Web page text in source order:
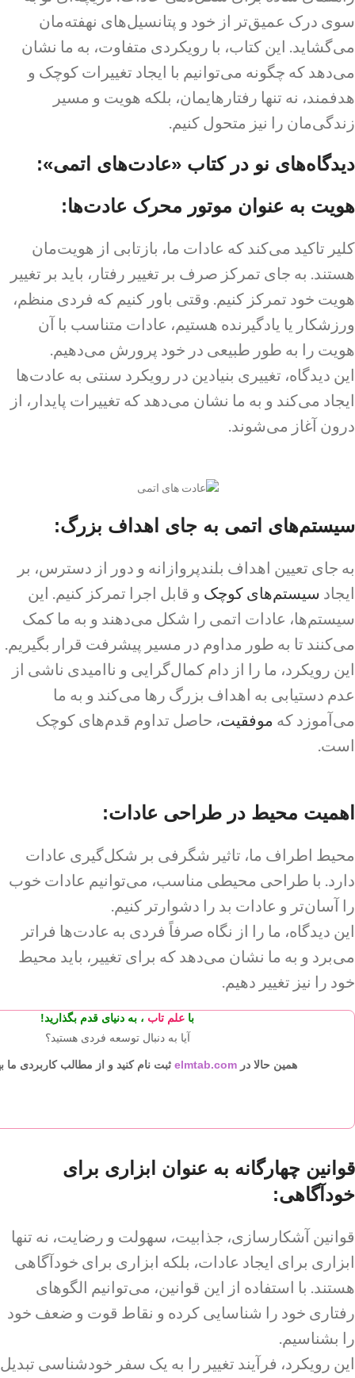
سوی درک عمیق‌تر از خود و پتانسیل‌های نهفته‌مان
می‌گشاید. این کتاب، با رویکردی متفاوت، به ما نشان
می‌دهد که چگونه می‌توانیم با ایجاد تغییرات کوچک و
هدفمند، نه تنها رفتارهایمان، بلکه هویت و مسیر
زندگی‌مان را نیز متحول کنیم.
دیدگاه‌های نو در کتاب «عادت‌های اتمی»:
هویت به عنوان موتور محرک عادت‌ها:
کلیر تاکید می‌کند که عادات ما، بازتابی از هویت‌مان
هستند. به جای تمرکز صرف بر تغییر رفتار، باید بر تغییر
هویت خود تمرکز کنیم. وقتی باور کنیم که فردی منظم،
ورزشکار یا یادگیرنده هستیم، عادات متناسب با آن
هویت را به طور طبیعی در خود پرورش می‌دهیم.
این دیدگاه، تغییری بنیادین در رویکرد سنتی به عادت‌ها
ایجاد می‌کند و به ما نشان می‌دهد که تغییرات پایدار، از
درون آغاز می‌شوند.
سیستم‌های اتمی به جای اهداف بزرگ:
به جای تعیین اهداف بلندپروازانه و دور از دسترس، بر
ایجاد سیستم‌های کوچک و قابل اجرا تمرکز کنیم. این
سیستم‌ها، عادات اتمی را شکل می‌دهند و به ما کمک
می‌کنند تا به طور مداوم در مسیر پیشرفت قرار بگیریم.
این رویکرد، ما را از دام کمال‌گرایی و ناامیدی ناشی از
عدم دستیابی به اهداف بزرگ رها می‌کند و به ما
می‌آموزد که موفقیت، حاصل تداوم قدم‌های کوچک
است.
اهمیت محیط در طراحی عادات:
محیط اطراف ما، تاثیر شگرفی بر شکل‌گیری عادات
دارد. با طراحی محیطی مناسب، می‌توانیم عادات خوب
را آسان‌تر و عادات بد را دشوارتر کنیم.
این دیدگاه، ما را از نگاه صرفاً فردی به عادت‌ها فراتر
می‌برد و به ما نشان می‌دهد که برای تغییر، باید محیط
خود را نیز تغییر دهیم.
با علم تاب ، به دنیای قدم بگذارید!
آیا به دنبال توسعه فردی هستید؟
همین حالا درelmtab.com ثبت نام کنید و از مطالب کاربردی ما
قوانین چهارگانه به عنوان ابزاری برای
خودآگاهی:
قوانین آشکارسازی، جذابیت، سهولت و رضایت، نه تنها
ابزاری برای ایجاد عادات، بلکه ابزاری برای خودآگاهی
هستند. با استفاده از این قوانین، می‌توانیم الگوهای
رفتاری خود را شناسایی کرده و نقاط قوت و ضعف خود
را بشناسیم.
این رویکرد، فرآیند تغییر را به یک سفر خودشناسی تبدیل